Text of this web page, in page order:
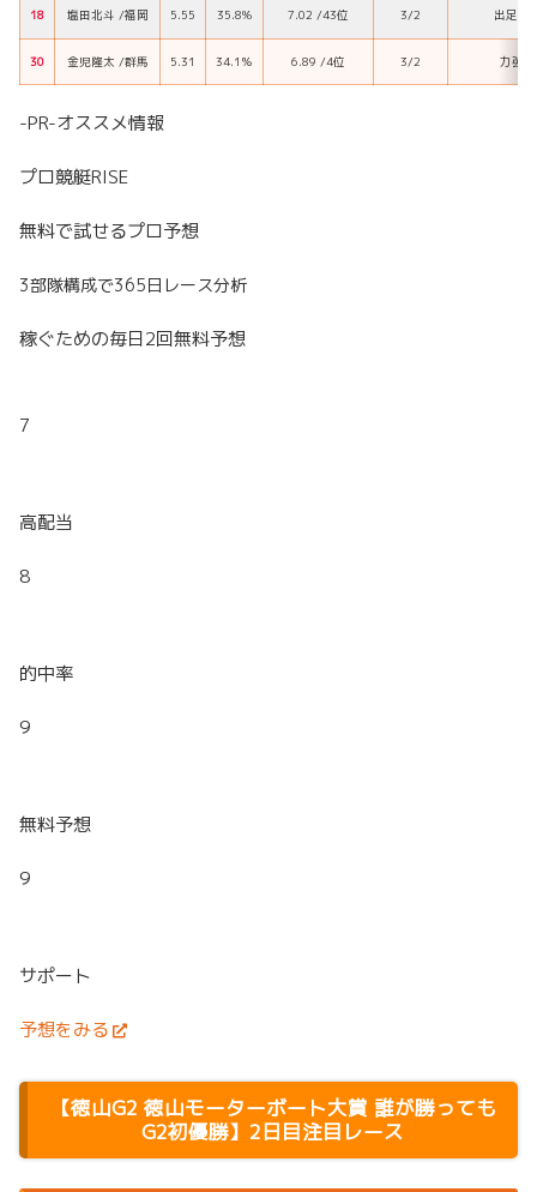
18 塩田北斗 /福岡 5.55 35.8% 7.02 /43位 3/2 出足型
30 金児隆太 /群馬 5.31 34.1％ 6.89 /4位 3/2 力強
-PR-オススメ情報
プロ競艇RISE
無料で試せるプロ予想
3部隊構成で365日レース分析
稼ぐための毎日2回無料予想
7
高配当
8
的中率
9
無料予想
9
サポート
予想をみる
【徳山G2 徳山モーターボート大賞 誰が勝っても
G2初優勝】2日目注目レース